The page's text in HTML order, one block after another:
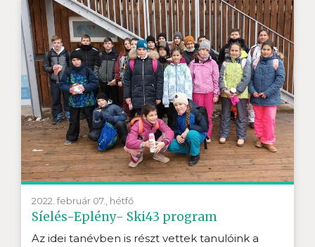
2022. február 07., hétfő
Síelés-Eplény- Ski43 program
Az idei tanévben is részt vettek tanulóink a